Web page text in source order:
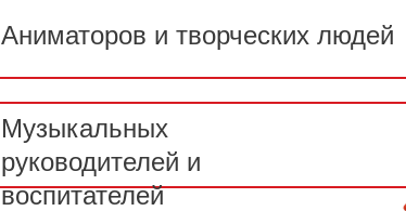
Аниматоров и творческих людей
Музыкальных
руководителей и
воспитателей